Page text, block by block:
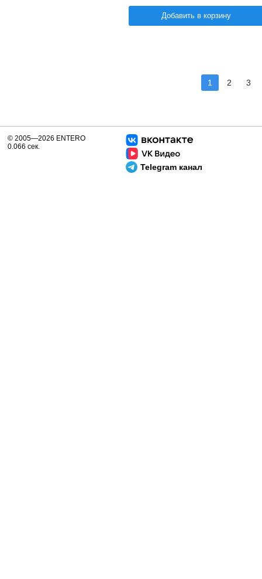
Добавить в корзину
1 2 3
Telegram канал
© 2005—2026 ENTERO
0.066 сек.